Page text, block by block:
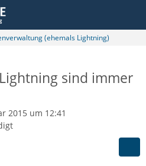
(ehemals Lightning)
sind immer
2015 um 12:41